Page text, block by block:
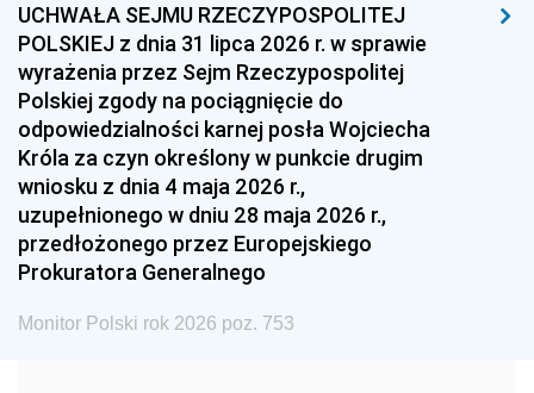
1996 1995 1994
1993 1992 1991
1990 1989
1987 1986 1985
1984 1983
1981 1980 1979
1978 1977
1975 1974
UCHWAŁA SEJMU RZECZYPOSPOLITEJ
POLSKIEJ z dnia 31 lipca 2026 r. w sprawie
wyrażenia przez Sejm Rzeczypospolitej
Polskiej zgody na pociągnięcie do
odpowiedzialności karnej posła Wojciecha
Króla za czyn określony w punkcie drugim
wniosku z dnia 4 maja 2026 r.,
uzupełnionego w dniu 28 maja 2026 r.,
przedłożonego przez Europejskiego
Prokuratora Generalnego
Monitor Polski rok 2026 poz. 753